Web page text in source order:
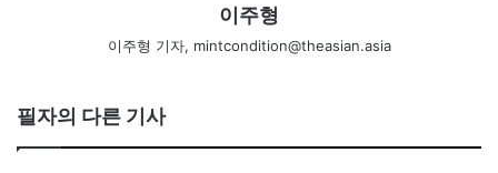
이주형
이주형 기자, mintcondition@theasian.asia
필자의 다른 기사